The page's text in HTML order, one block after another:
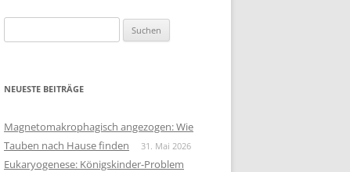
nach:
NEUESTE BEITRÄGE
Magnetomakrophagisch angezogen: Wie
Tauben nach Hause finden
31. Mai 2026
Eukaryogenese: Königskinder-Problem